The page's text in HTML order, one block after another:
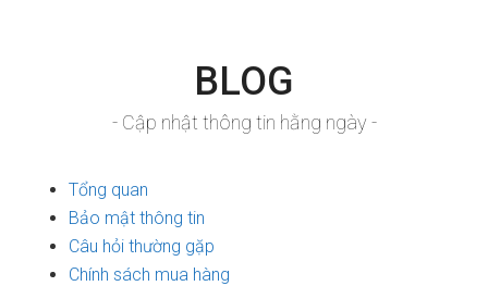
BLOG
- Cập nhật thông tin hằng ngày -
Tổng quan
Bảo mật thông tin
Câu hỏi thường gặp
Chính sách mua hàng